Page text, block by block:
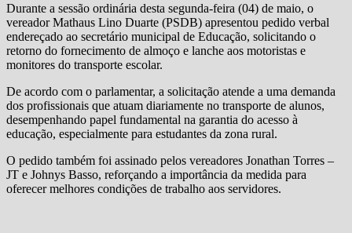
Durante a sessão ordinária desta segunda-feira (04) de maio, o
vereador Mathaus Lino Duarte (PSDB) apresentou pedido verbal
endereçado ao secretário municipal de Educação, solicitando o
retorno do fornecimento de almoço e lanche aos motoristas e
monitores do transporte escolar.
De acordo com o parlamentar, a solicitação atende a uma demanda
dos profissionais que atuam diariamente no transporte de alunos,
desempenhando papel fundamental na garantia do acesso à
educação, especialmente para estudantes da zona rural.
O pedido também foi assinado pelos vereadores Jonathan Torres –
JT e Johnys Basso, reforçando a importância da medida para
oferecer melhores condições de trabalho aos servidores.